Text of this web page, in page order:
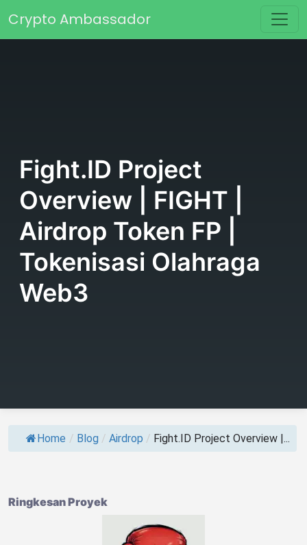
Main Navigation
Crypto Ambassador
Fight.ID Project
Overview | FIGHT |
Airdrop Token FP |
Tokenisasi Olahraga
Web3
Home / Blog / Airdrop / Fight.ID Project Overview |...
Ringkesan Proyek